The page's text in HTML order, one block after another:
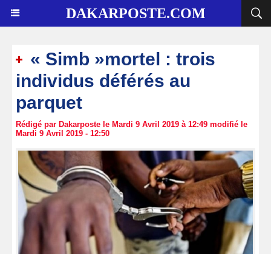
DAKARPOSTE.COM
« Simb »mortel : trois
individus déférés au
parquet
Rédigé par Dakarposte le Mardi 9 Avril 2019 à 12:49 modifié le
Mardi 9 Avril 2019 - 12:50